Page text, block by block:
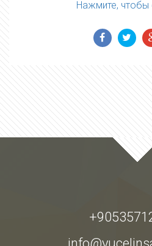
Нажмите, чтобы